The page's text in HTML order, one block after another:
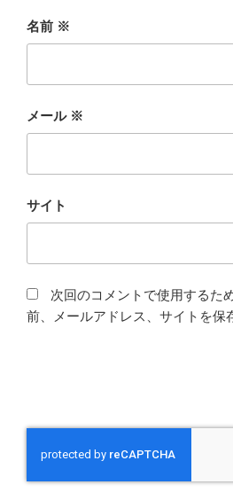
名前 ※
メール ※
サイト
次回のコメントで使用するた
前、メールアドレス、サイトを保